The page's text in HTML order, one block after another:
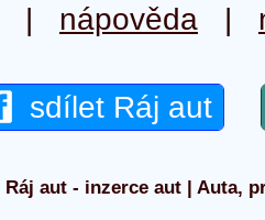
| nápověda |
sdílet Ráj aut
Ráj aut - inzerce aut | Auta,